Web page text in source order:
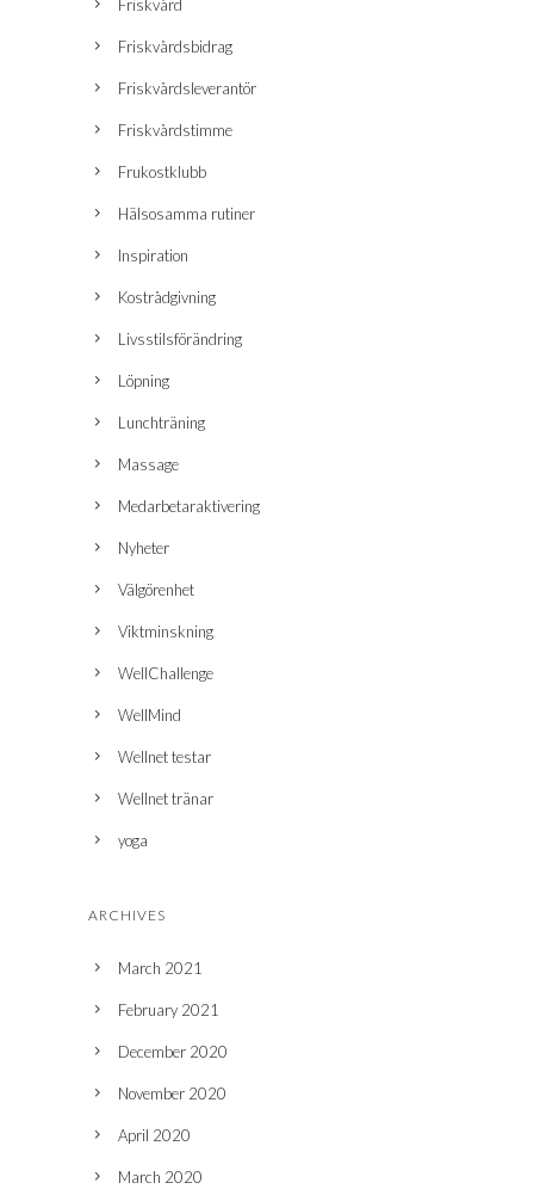
Friskvård
Friskvårdsbidrag
Friskvårdsleverantör
Friskvårdstimme
Frukostklubb
Hälsosamma rutiner
Inspiration
Kostrådgivning
Livsstilsförändring
Löpning
Lunchträning
Massage
Medarbetaraktivering
Nyheter
Välgörenhet
Viktminskning
WellChallenge
WellMind
Wellnet testar
Wellnet tränar
yoga
ARCHIVES
March 2021
February 2021
December 2020
November 2020
April 2020
March 2020